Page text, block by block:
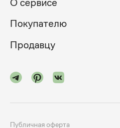
О сервисе
Покупателю
Продавцу
Публичная оферта